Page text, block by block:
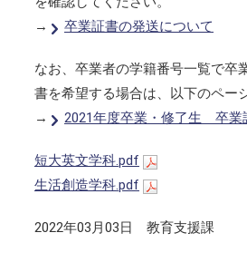
→
卒業証書の発送について
なお、卒業者の学籍番号一覧で卒
書を希望する場合は、以下のペー
→
2021年度卒業・修了生 卒業
短大英文学科.pdf
生活創造学科.pdf
2022年03月03日 教育支援課